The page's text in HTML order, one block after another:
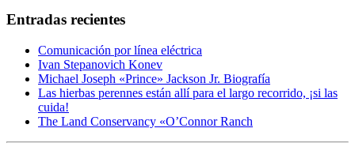
Entradas recientes
Comunicación por línea eléctrica
Ivan Stepanovich Konev
Michael Joseph «Prince» Jackson Jr. Biografía
Las hierbas perennes están allí para el largo recorrido, ¡si las
cuida!
The Land Conservancy «O’Connor Ranch